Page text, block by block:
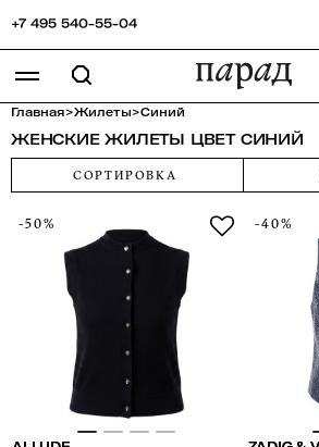
+7 495 540-55-04
Главная>Жилеты>Синий
ЖЕНСКИЕ ЖИЛЕТЫ ЦВЕТ СИНИЙ
СОРТИРОВКА
-50% -40%